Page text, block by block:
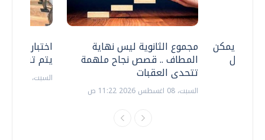
اختبارات
يتم
السبت، 18 يوليو 2026 09:22 ص
مجموع الثانوية ليس نهاية
المطاف .. قصص نجاح ملهمة
تتحدى العقبات
السبت، 08 اغسطس 2026 11:22 ص
.. هل يمكن
نتعامل